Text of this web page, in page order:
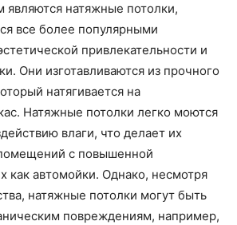
являются натяжные потолки,
все более популярными
привлекательности и
Они изготавливаются из прочного
натягивается на
Натяжные потолки легко моются
влаги, что делает их
с повышенной
как автомойки. Однако, несмотря
натяжные потолки могут быть
повреждениям, например,